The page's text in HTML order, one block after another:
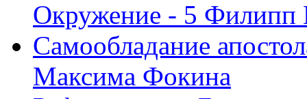
Окружение - 5 Филипп
Самообладание
Максима Фокина